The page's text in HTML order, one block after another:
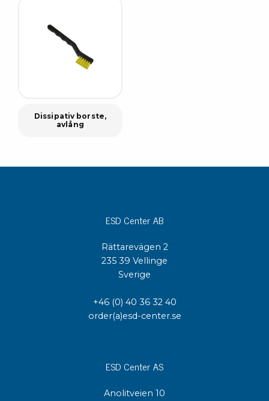
Dissipativ borste,
avlång
ESD Center AB
Rättarevägen 2
235 39 Vellinge
Sverige
+46 (0) 40 36 32 40
order(a)esd-center.se
ESD Center AS
Anolitveien 10